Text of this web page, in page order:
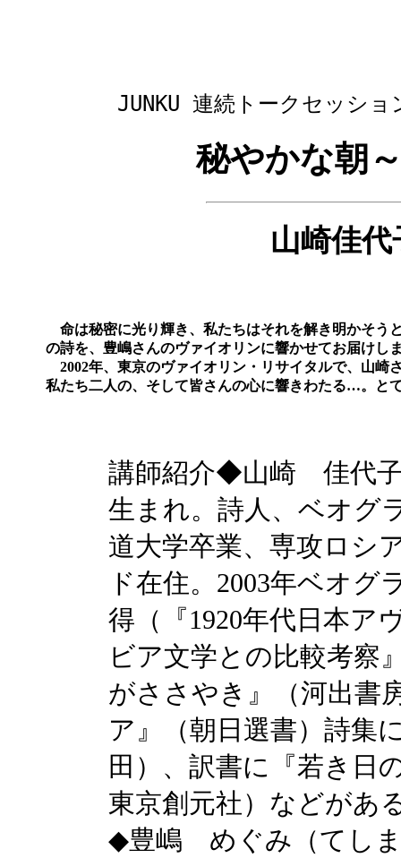
JUNKU 連続トークセッシ
秘やかな朝
山崎佳
命は秘密に光り輝き、私たちはそれを解き明かそう
の詩を、豊嶋さんのヴァイオリンに響かせてお届
2002年、東京のヴァイオリン・リサイタルで、山崎
私たち二人の、そして皆さんの心に響きわたる…
講師紹介◆山崎 佳代
生まれ。詩人、ベオグ
道大学卒業、専攻ロシ
ド在住。2003年ベオグ
得（『1920年代日本ア
ビア文学との比較考察
がささやき』（河出書
ア』（朝日選書）詩集
田）、訳書に『若き
東京創元社）などがあ
◆豊嶋 めぐみ（てし